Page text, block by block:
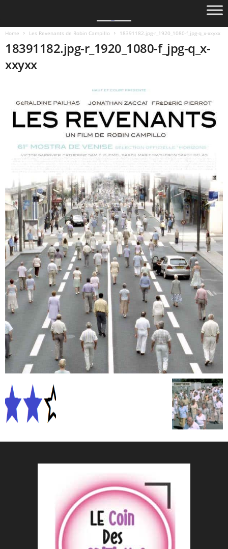
Home Les Revenants de Robin Campillo 18391182.jpg-r_1920_1080-f_jpg-q_x-xxyxx
18391182.jpg-r_1920_1080-f_jpg-q_x-
xxyxx